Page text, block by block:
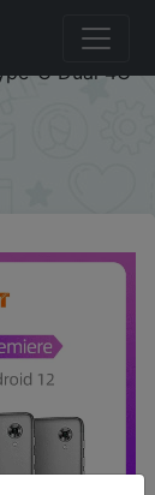
】Teclast
UFS
C Dual 4G